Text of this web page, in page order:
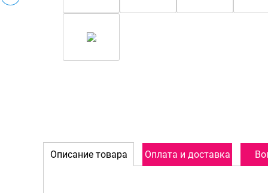
Описание товара Оплата и доставка